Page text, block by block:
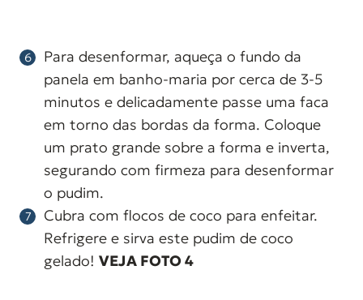
Para desenformar, aqueça o fundo da
panela em banho-maria por cerca de 3-5
minutos e delicadamente passe uma faca
em torno das bordas da forma. Coloque
um prato grande sobre a forma e inverta,
segurando com firmeza para desenformar
o pudim.
Cubra com flocos de coco para enfeitar.
Refrigere e sirva este pudim de coco
gelado! VEJA FOTO 4